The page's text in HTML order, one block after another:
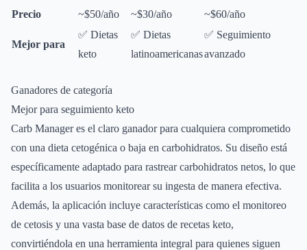
Precio ~$50/año ~$30/año ~$60/año
Mejor para
✅ Dietas
keto
✅ Dietas
latinoamericanas
✅ Seguimiento
avanzado
Ganadores de categoría
Mejor para seguimiento keto
Carb Manager es el claro ganador para cualquiera comprometido
con una dieta cetogénica o baja en carbohidratos. Su diseño está
específicamente adaptado para rastrear carbohidratos netos, lo que
facilita a los usuarios monitorear su ingesta de manera efectiva.
Además, la aplicación incluye características como el monitoreo
de cetosis y una vasta base de datos de recetas keto,
convirtiéndola en una herramienta integral para quienes siguen